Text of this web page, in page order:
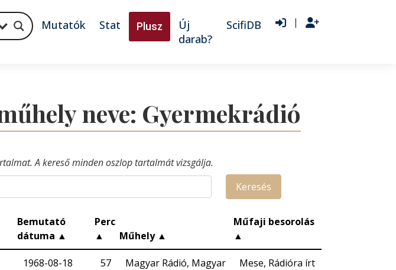
Mutatók Stat Plusz
Új
darab?
ScifiDB |
neve: Gyermekrádió
A kereső minden oszlop tartalmát vizsgálja.
Keresés
Bemutató
dátuma ▲
Perc
▲
Műhely ▲
Műfaji besorolás
▲
1968-08-18 57
Magyar Rádió, Magyar
Mese, Rádióra írt